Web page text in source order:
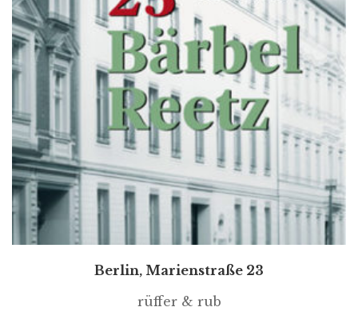
Berlin, Marienstraße 23
rüffer & rub